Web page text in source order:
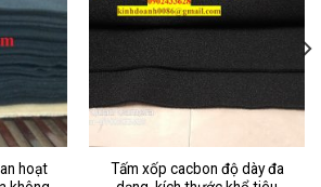
hoạt
Tấm xốp cacbon độ dày đa